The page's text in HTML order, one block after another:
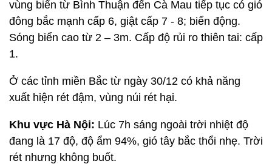
vùng biển từ Bình Thuận đến Cà Mau tiếp tục có gió
đông bắc mạnh cấp 6, giật cấp 7 - 8; biển động.
Sóng biển cao từ 2 – 3m. Cấp độ rủi ro thiên tai: cấp
1.
Ở các tỉnh miền Bắc từ ngày 30/12 có khả năng
xuất hiện rét đậm, vùng núi rét hại.
Khu vực Hà Nội: Lúc 7h sáng ngoài trời nhiệt độ
đang là 17 độ, độ ẩm 94%, gió tây bắc thổi nhẹ. Trời
rét nhưng không buốt.